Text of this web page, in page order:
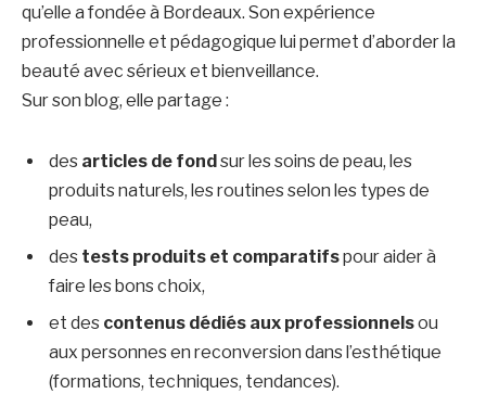
qu’elle a fondée à Bordeaux. Son expérience
professionnelle et pédagogique lui permet d’aborder la
beauté avec sérieux et bienveillance.
Sur son blog, elle partage :
des articles de fondsur les soins de peau, les
produits naturels, les routines selon les types de
peau,
des tests produits et comparatifspour aider à
faire les bons choix,
et des contenus dédiés aux professionnelsou
aux personnes en reconversion dans l’esthétique
(formations, techniques, tendances).